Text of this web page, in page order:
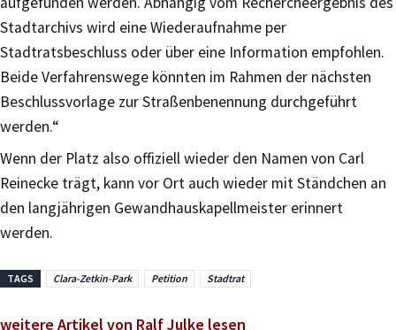
Stadtarchivs wird eine Wiederaufnahme per
Stadtratsbeschluss oder über eine Information empfohlen.
Beide Verfahrenswege könnten im Rahmen der nächsten
Beschlussvorlage zur Straßenbenennung durchgeführt
werden.“
Wenn der Platz also offiziell wieder den Namen von Carl
Reinecke trägt, kann vor Ort auch wieder mit Ständchen an
den langjährigen Gewandhauskapellmeister erinnert
werden.
TAGS Clara-Zetkin-Park Petition Stadtrat
weitere Artikel von Ralf Julke lesen